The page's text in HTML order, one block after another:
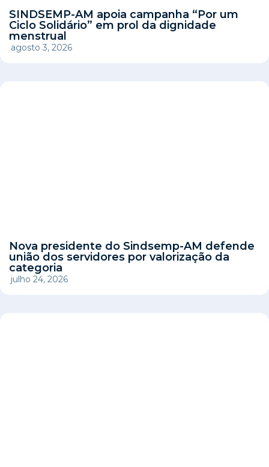
SINDSEMP-AM apoia campanha “Por um
Ciclo Solidário” em prol da dignidade
menstrual
agosto 3, 2026
Nova presidente do Sindsemp-AM defende
união dos servidores por valorização da
categoria
julho 24, 2026